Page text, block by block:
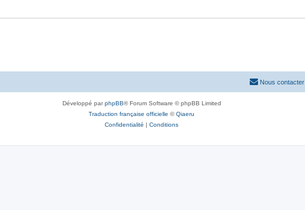
Nous contacter
Développé parphpBB® Forum Software © phpBB Limited
Traduction française officielle ©Qiaeru
Confidentialité | Conditions